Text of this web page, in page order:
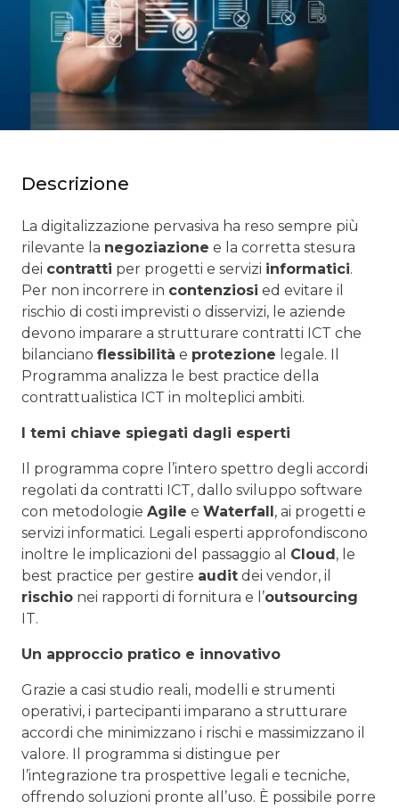
Descrizione
La digitalizzazione pervasiva ha reso sempre più
rilevante la negoziazione e la corretta stesura
dei contratti per progetti e servizi informatici.
Per non incorrere in contenziosi ed evitare il
rischio di costi imprevisti o disservizi, le aziende
devono imparare a strutturare contratti ICT che
bilanciano flessibilità e protezione legale. Il
Programma analizza le best practice della
contrattualistica ICT in molteplici ambiti.
I temi chiave spiegati dagli esperti
Il programma copre l’intero spettro degli accordi
regolati da contratti ICT, dallo sviluppo software
con metodologie Agile e Waterfall , ai progetti e
servizi informatici. Legali esperti approfondiscono
inoltre le implicazioni del passaggio al Cloud , le
best practice per gestire audit dei vendor, il
rischio nei rapporti di fornitura e l’outsourcing
IT.
Un approccio pratico e innovativo
Grazie a casi studio reali, modelli e strumenti
operativi, i partecipanti imparano a strutturare
accordi che minimizzano i rischi e massimizzano il
valore. Il programma si distingue per
l’integrazione tra prospettive legali e tecniche,
offrendo soluzioni pronte all’uso. È possibile porre